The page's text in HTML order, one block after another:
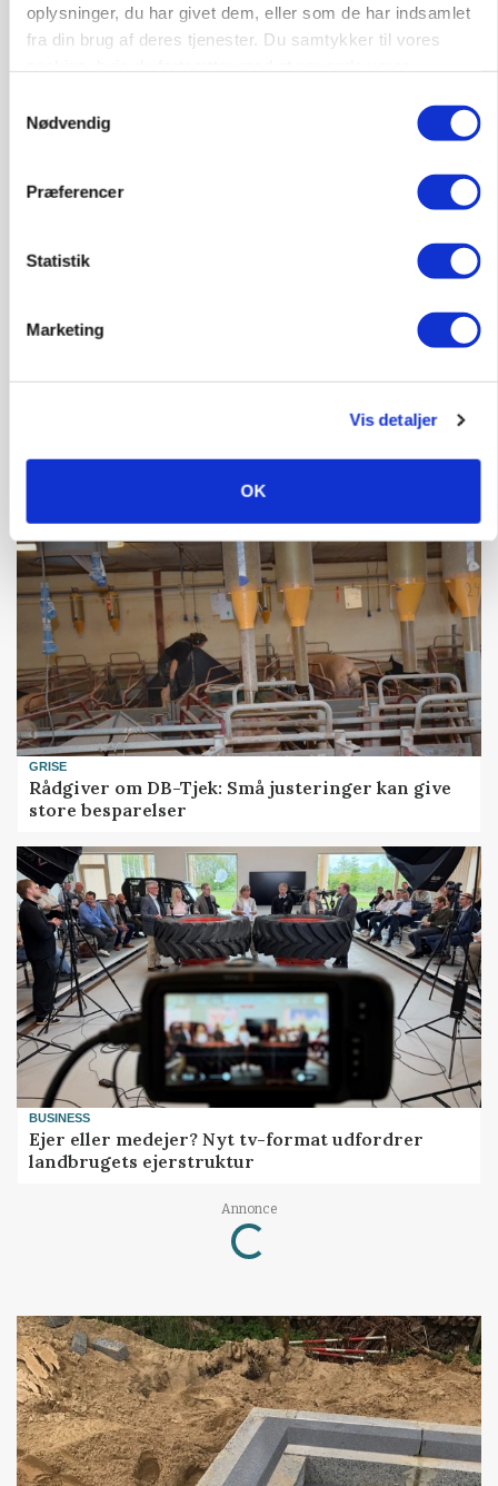
oplysninger, du har givet dem, eller som de har indsamlet
fra din brug af deres tjenester. Du samtykker til vores
Nødvendig
Præferencer
Statistik
Marketing
Vis detaljer
OK
såplaner: - Jeg føler mig pisset på
GRISE
Rådgiver om DB-Tjek: Små justeringer kan give
store besparelser
BUSINESS
Ejer eller medejer? Nyt tv-format udfordrer
landbrugets ejerstruktur
Annonce
Loading...